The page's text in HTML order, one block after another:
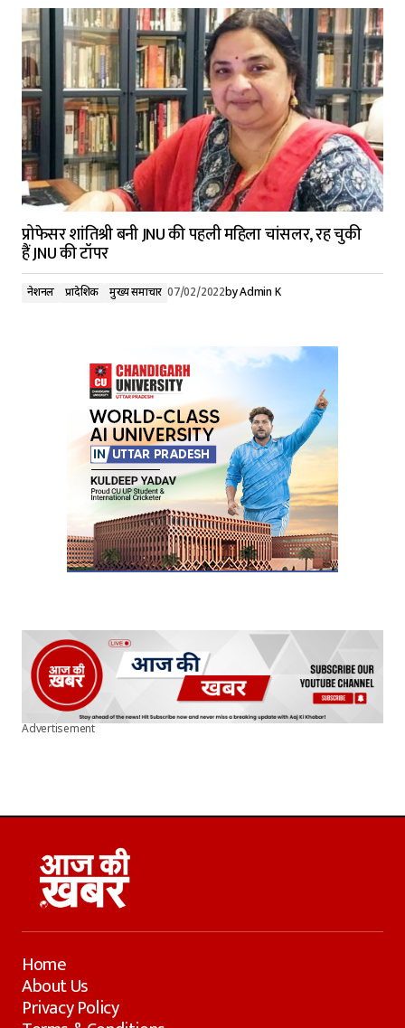
प्रोफेसर शांतिश्री बनी JNU की पहली महिला चांसलर, रह चुकी
हैं JNU की टॉपर
नेशनल प्रादेशिक मुख्य समाचार 07/02/2022byAdmin K
Advertisement
Home
About Us
Privacy Policy